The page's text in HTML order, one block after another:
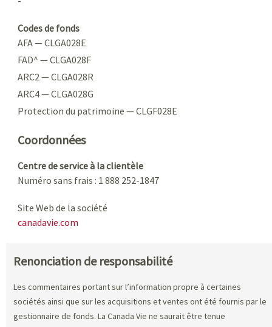
Codes de fonds
AFA — CLGA028E
FAD^ — CLGA028F
ARC2 — CLGA028R
ARC4 — CLGA028G
Protection du patrimoine — CLGF028E
Coordonnées
Centre de service à la clientèle
Numéro sans frais : 1 888 252-1847
Site Web de la société
canadavie.com
Renonciation de responsabilité
Les commentaires portant sur l’information propre à certaines
sociétés ainsi que sur les acquisitions et ventes ont été fournis par le
gestionnaire de fonds. La Canada Vie ne saurait être tenue